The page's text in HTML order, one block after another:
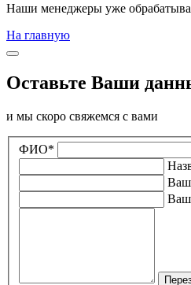
Наши менеджеры уже
На главную
Оставьте Ваши
и мы скоро свяжемся с вами
ФИО*
Ваш